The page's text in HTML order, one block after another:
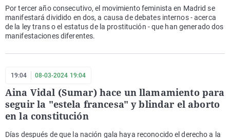
Por tercer año consecutivo, el movimiento feminista en Madrid se
manifestará dividido en dos, a causa de debates internos - acerca
de la ley trans o el estatus de la prostitución - que han generado dos
manifestaciones diferentes.
19:04 08-03-2024 19:04
Aina Vidal (Sumar) hace un llamamiento para
seguir la "estela francesa" y blindar el aborto
en la constitución
Días después de que la nación gala haya reconocido el derecho a la